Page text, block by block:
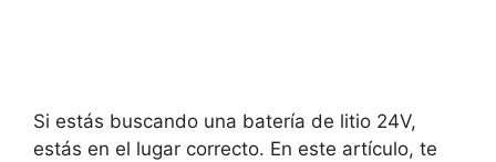
Si estás buscando una batería de litio 24V,
estás en el lugar correcto. En este artículo, te